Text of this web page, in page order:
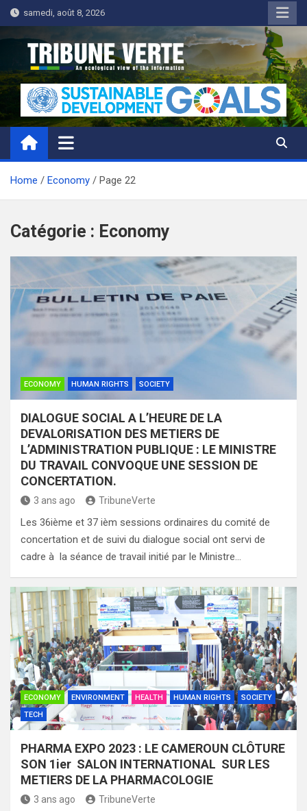
Skip
to
content
samedi, août 8, 2026
Tribune Verte
Un regard écologique de l'information
Home Economy Page 22
Catégorie : Economy
ECONOMY HUMAN RIGHTS SOCIETY
DIALOGUE SOCIAL A L’HEURE DE LA
DEVALORISATION DES METIERS DE
L’ADMINISTRATION PUBLIQUE : LE MINISTRE
DU TRAVAIL CONVOQUE UNE SESSION DE
CONCERTATION.
3 ans ago TribuneVerte
Les 36ième et 37 ièm sessions ordinaires du comité de
concertation et de suivi du dialogue social ont servi de
cadre à la séance de travail initié par le Ministre…
ECONOMY ENVIRONMENT HEALTH HUMAN RIGHTS
SOCIETY
TECH
PHARMA EXPO 2023 : LE CAMEROUN CLÔTURE
SON 1ier SALON INTERNATIONAL SUR LES
METIERS DE LA PHARMACOLOGIE
3 ans ago TribuneVerte